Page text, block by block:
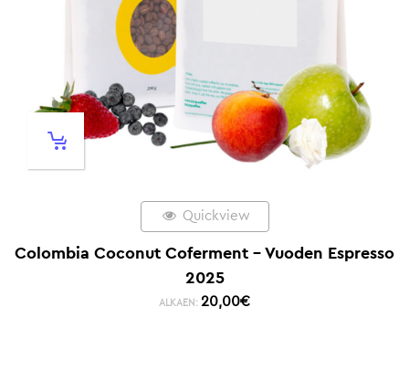
Quickview
Colombia Coconut Coferment – Vuoden Espresso
2025
ALKAEN: 20,00€